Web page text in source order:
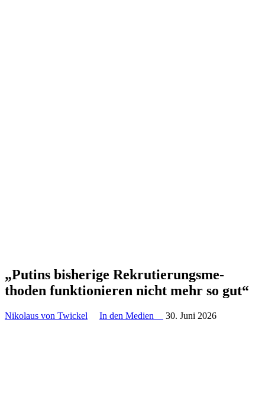
„Putins bisherige Rekru­tie­rungs­me­
thoden funktio­nieren nicht mehr so gut“
Nikolaus von Twickel In den Medien 30. Juni 2026